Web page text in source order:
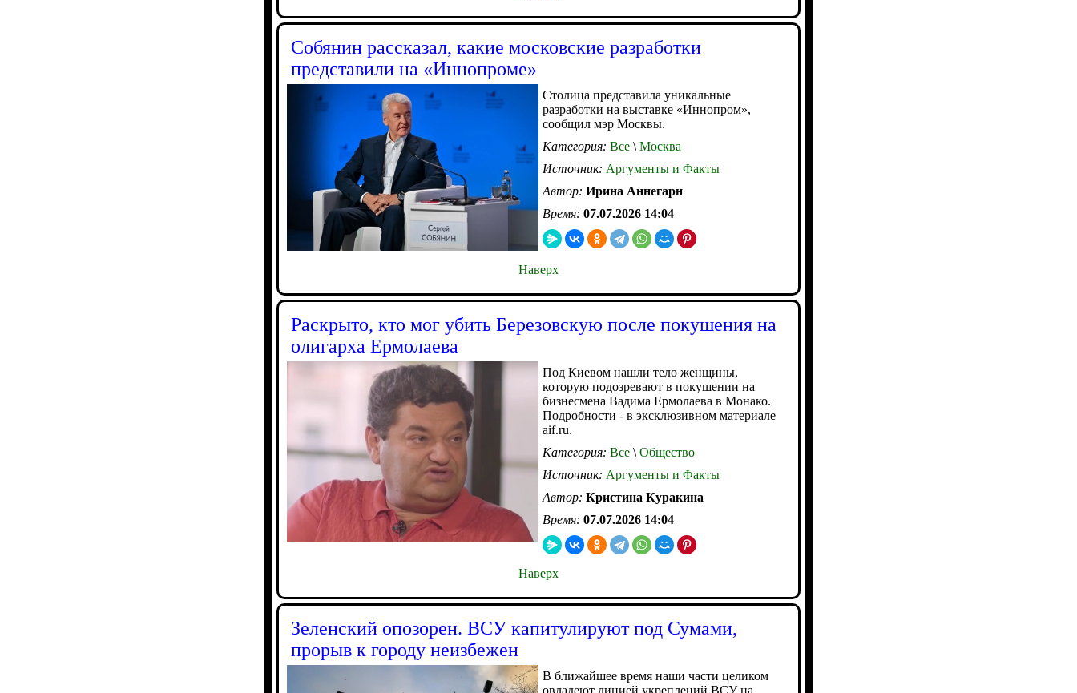
Собянин рассказал, какие московские разработки
представили на «Иннопроме»
Столица представила уникальные
разработки на выставке «Иннопром»,
сообщил мэр Москвы.
Категория: Все \ Москва
Источник: Аргументы и Факты
Автор: Ирина Аннегарн
Время: 07.07.2026 14:04
Наверх
Раскрыто, кто мог убить Березовскую после покушения на
олигарха Ермолаева
Под Киевом нашли тело женщины,
которую подозревают в покушении на
бизнесмена Вадима Ермолаева в Монако.
Подробности - в эксклюзивном материале
aif.ru.
Категория: Все \ Общество
Источник: Аргументы и Факты
Автор: Кристина Куракина
Время: 07.07.2026 14:04
Наверх
Зеленский опозорен. ВСУ капитулируют под Сумами,
прорыв к городу неизбежен
В ближайшее время наши части целиком
овладеют линией укреплений ВСУ на